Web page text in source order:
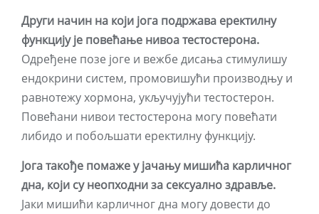
Други начин на који јога подржава еректилну
функцију је повећање нивоа тестостерона.
Одређене позе јоге и вежбе дисања стимулишу
ендокрини систем, промовишући производњу и
равнотежу хормона, укључујући тестостерон.
Повећани нивои тестостерона могу повећати
либидо и побољшати еректилну функцију.
Јога такође помаже у јачању мишића карличног
дна, који су неопходни за сексуално здравље.
Јаки мишићи карличног дна могу довести до